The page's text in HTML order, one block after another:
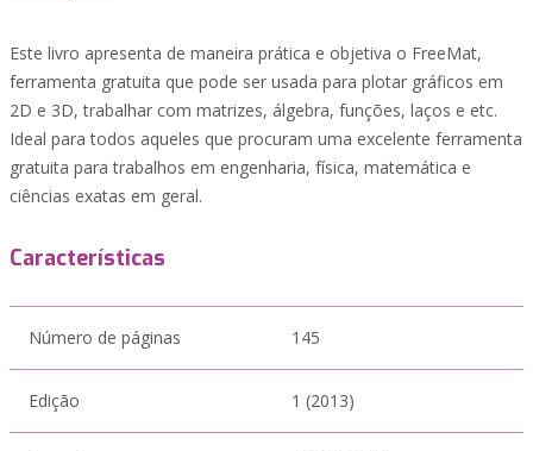
Este livro apresenta de maneira prática e objetiva o FreeMat,
ferramenta gratuita que pode ser usada para plotar gráficos em
2D e 3D, trabalhar com matrizes, álgebra, funções, laços e etc.
Ideal para todos aqueles que procuram uma excelente ferramenta
gratuita para trabalhos em engenharia, física, matemática e
ciências exatas em geral.
Características
Número de páginas 145
Edição 1 (2013)